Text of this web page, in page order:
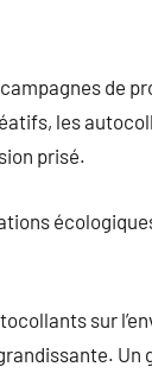
campagnes de
les
prisé.
sur
Un